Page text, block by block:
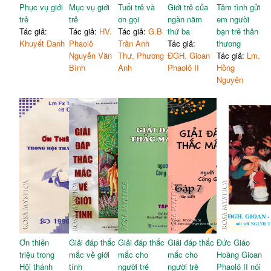
Phục vụ giới
trẻ
Tác giả:
Khuyết Danh
Mục vụ giới
trẻ
Tác giả: HV.
Phaolô
Nguyễn Văn
Bình
Tuổi trẻ và
ơn gọi
Tác giả:G.B
Trần Anh
Thư, Phương
Anh
Giới trẻ của
ngàn năm
thứ ba
Tác giả:
ĐGH. Gioan
Phaolô II
Tâm tình gửi
em người
bạn trẻ thân
thương
Tác giả: Lm.
Hồng
Nguyên
Ơn thiên
triệu trong
Hội thánh
Giải đáp thắc
mắc về giới
tính
Giải đáp thắc
mắc cho
người trẻ
Giải đáp thắc
mắc cho
người trẻ
Đức Giáo
Hoàng Gioan
Phaolô II nói